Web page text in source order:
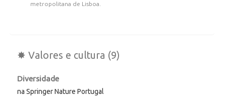
metropolitana de Lisboa.
✸ Valores e cultura (9)
Diversidade
na Springer Nature Portugal